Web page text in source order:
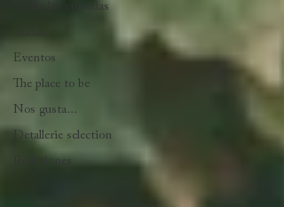
Todas las entradas
Eventos
The place to be
Nos gusta...
Detallerie selection
Reflexiones